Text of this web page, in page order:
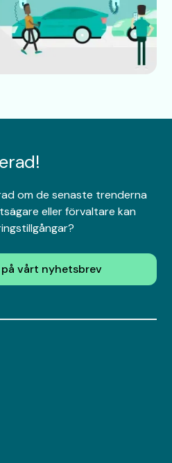
om de senaste trenderna
eller förvaltare kan
på vårt nyhetsbrev